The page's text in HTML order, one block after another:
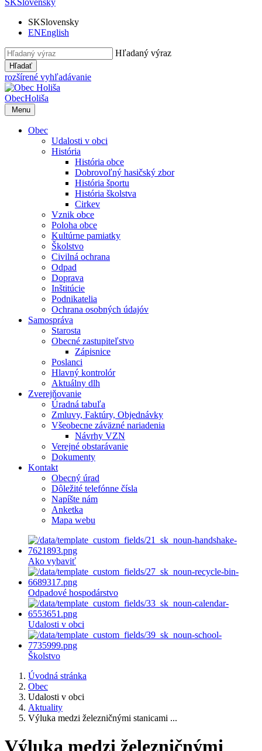
SKSlovensky
SKSlovensky
ENEnglish
Hľadaný výraz
Hľadať
rozšírené vyhľadávanie
ObecHoliša
Menu
Obec
Udalosti v obci
História
História obce
Dobrovoľný hasičský zbor
História športu
História školstva
Cirkev
Vznik obce
Poloha obce
Kultúrne pamiatky
Školstvo
Civilná ochrana
Odpad
Doprava
Inštitúcie
Podnikatelia
Ochrana osobných údajóv
Samospráva
Starosta
Obecné zastupiteľstvo
Zápisnice
Poslanci
Hlavný kontrolór
Aktuálny dlh
Zverejňovanie
Úradná tabuľa
Zmluvy, Faktúry, Objednávky
Všeobecne záväzné nariadenia
Návrhy VZN
Verejné obstarávanie
Dokumenty
Kontakt
Obecný úrad
Dôležité telefónne čísla
Napíšte nám
Anketka
Mapa webu
Ako vybaviť
Odpadové hospodárstvo
Udalosti v obci
Školstvo
Úvodná stránka
Obec
Udalosti v obci
Aktuality
Výluka medzi železničnými stanicami ...
Výluka medzi železničnými